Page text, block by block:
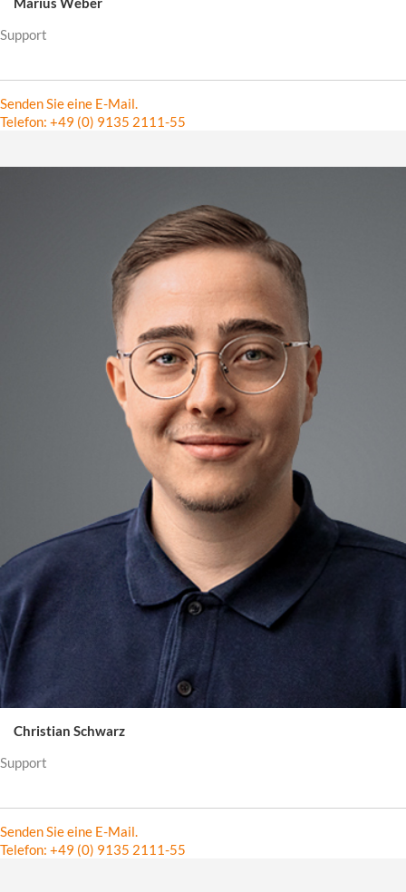
Support
Senden Sie eine E-Mail.
Telefon: +49 (0) 9135 2111-55
Christian Schwarz
Support
Senden Sie eine E-Mail.
Telefon: +49 (0) 9135 2111-55